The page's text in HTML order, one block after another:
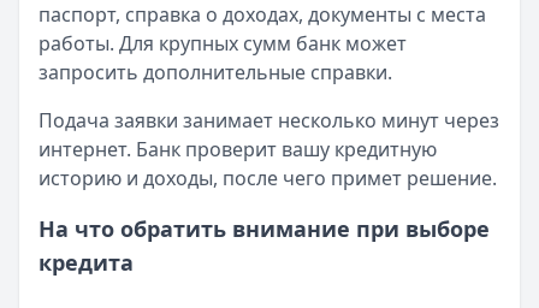
паспорт, справка о доходах, документы с места
работы. Для крупных сумм банк может
запросить дополнительные справки.
Подача заявки занимает несколько минут через
интернет. Банк проверит вашу кредитную
историю и доходы, после чего примет решение.
На что обратить внимание при выборе
кредита